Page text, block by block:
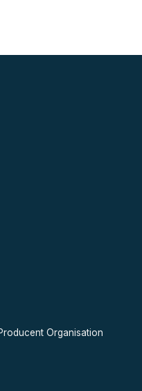
Organisation